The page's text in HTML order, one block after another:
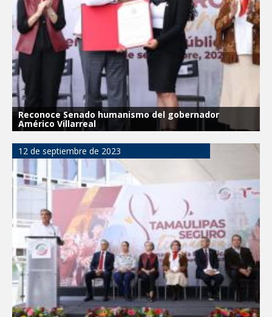
Reconoce Senado humanismo del gobernador
Américo Villarreal
12 de septiembre de 2023